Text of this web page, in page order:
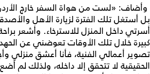
وأضاف: «لست من هواة السفر خارج
بل أستغل تلك الفترة لزيارة الأهل
أسرتي داخل المنزل للاسترخاء. وأشعر
كبيرة خلال تلك الأوقات تعوضني عن الحهد
تصوير أعمالي الفنية، فأنا أعشق منزلي
الحقيقية لا تتحقق إلا داخله، ولذلك لم